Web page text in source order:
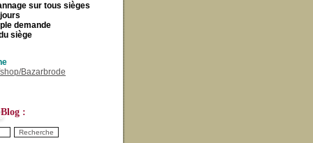
sur tous sièges
demande
siège
Bazarbrode
: